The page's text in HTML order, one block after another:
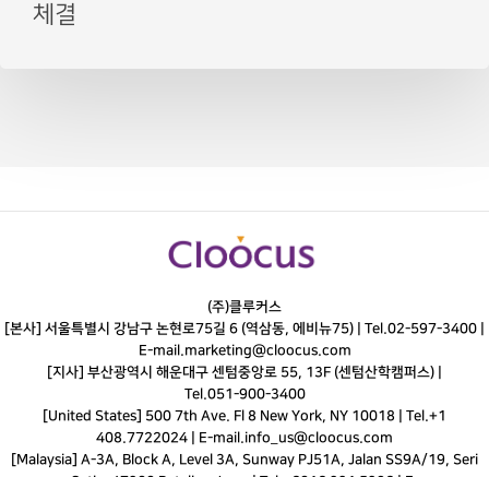
체결
(주)클루커스
[본사] 서울특별시 강남구 논현로75길 6 (역삼동, 에비뉴75) | Tel.02-597-3400
E-mail. marketing@cloocus.com
[지사] 부산광역시 해운대구 센텀중앙로 55, 13F (센텀산학캠퍼스) |
Tel. 051-900-3400
[United States] 500 7th Ave. Fl 8 New York, NY 10018 | Tel.+1
408.7722024 | E-mail. info_us@cloocus.com
[Malaysia] A-3A, Block A, Level 3A, Sunway PJ51A, Jalan SS9A/19, Seri